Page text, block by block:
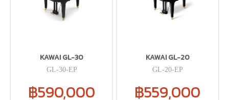
KAWAI GL-30
GL-30-EP
฿590,000
KAWAI GL-20
GL-20-EP
฿559,000